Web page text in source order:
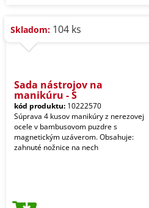
Skladom: 104 ks
Sada nástrojov na
manikúru - S
kód produktu: 10222570
Súprava 4 kusov manikúry z nerezovej
ocele v bambusovom puzdre s
magnetickým uzáverom. Obsahuje:
zahnuté nožnice na nech